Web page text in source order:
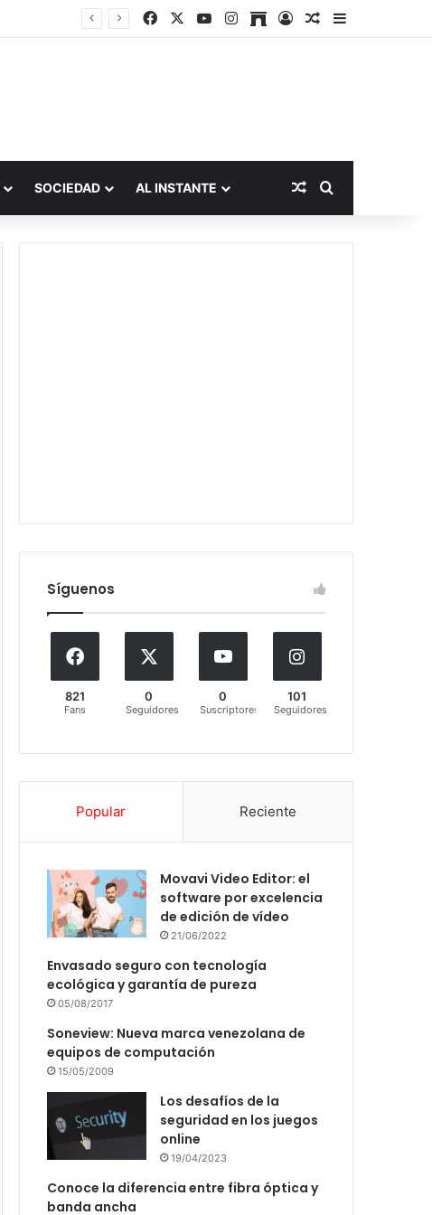
FacebookYouTubeInstagram
ArchiveAccesoPublicación al
Barra lateral
SOCIEDAD AL INSTANTE Publicación al
Buscar por
Síguenos
821
Fans
0
Seguidores
0
Suscriptores
101
Seguidores
Popular Reciente
Movavi Video Editor: el
software por excelencia
de edición de vídeo
21/06/2022
Envasado seguro con tecnología
ecológica y garantía de pureza
05/08/2017
Soneview: Nueva marca venezolana de
equipos de computación
15/05/2009
Los desafíos de la
seguridad en los juegos
online
19/04/2023
Conoce la diferencia entre fibra óptica y
banda ancha